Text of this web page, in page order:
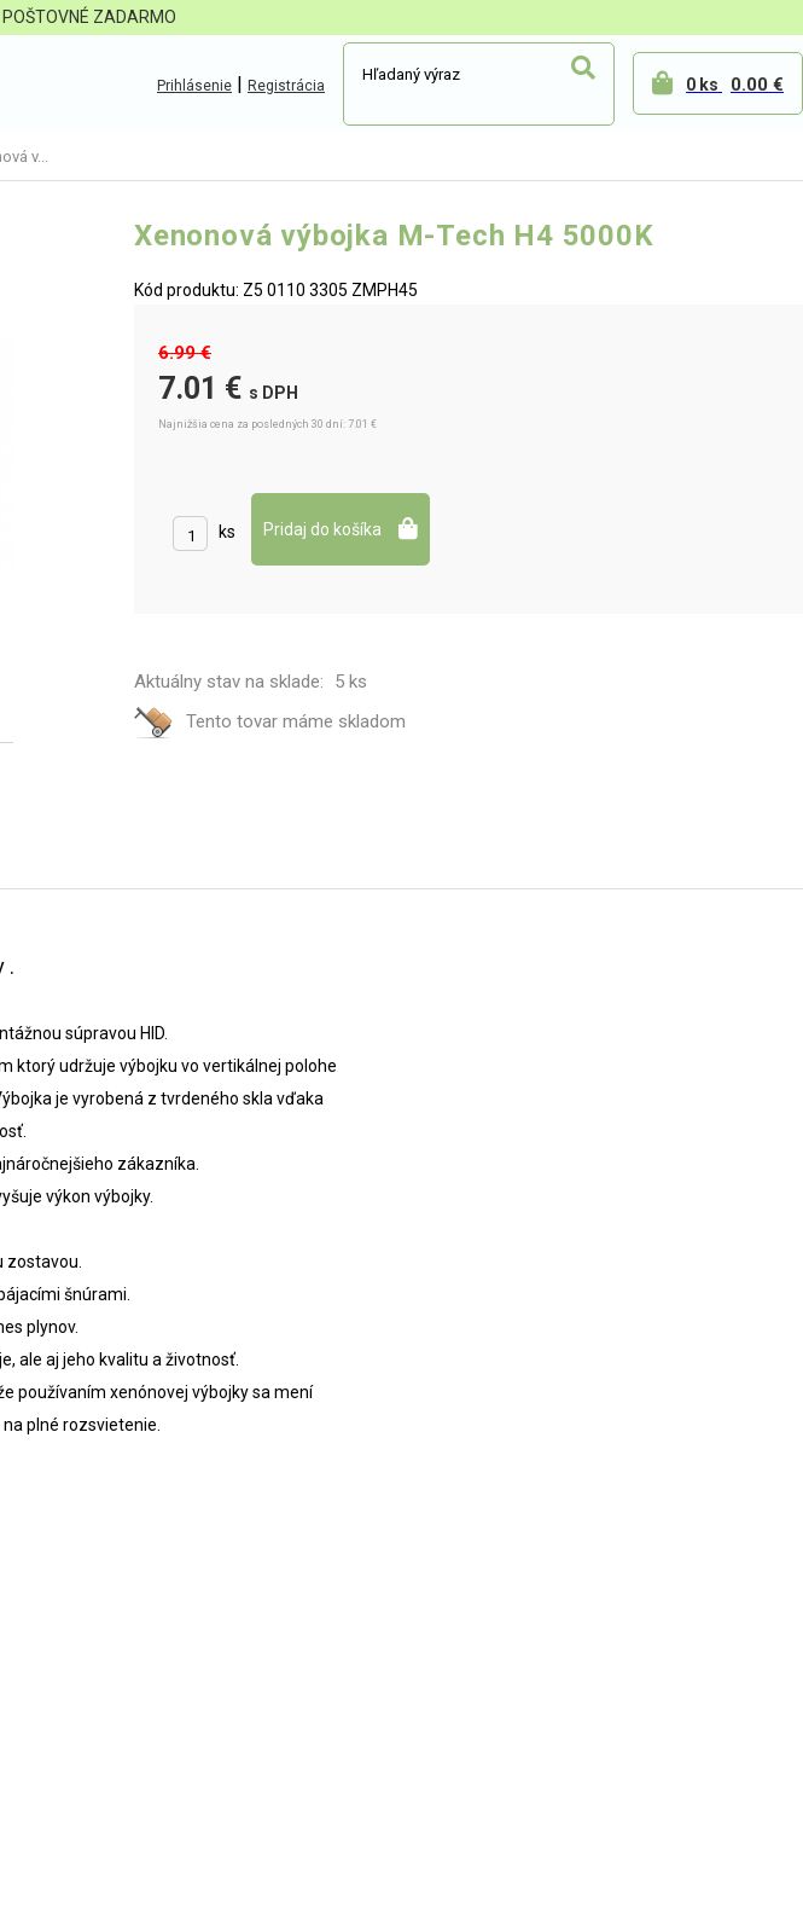
ZADARMO
Prihlásenie | Registrácia 0 ks 0.00 €
v...
Xenonová výbojka M-Tech H4 5000K
Kód produktu: Z5 0110 3305 ZMPH45
6.99 €
7.01 € s DPH
Najnižšia cena za posledných 30 dní: 7.01 €
ks
Aktuálny stav na sklade:
5 ks
Tento tovar máme skladom
.
súpravou HID.
ktorý udržuje výbojku vo vertikálnej polohe
je vyrobená z tvrdeného skla vďaka
zákazníka.
výkon výbojky.
zostavou.
šnúrami.
plynov.
ale aj jeho kvalitu a životnosť.
používaním xenónovej výbojky sa mení
plné rozsvietenie.